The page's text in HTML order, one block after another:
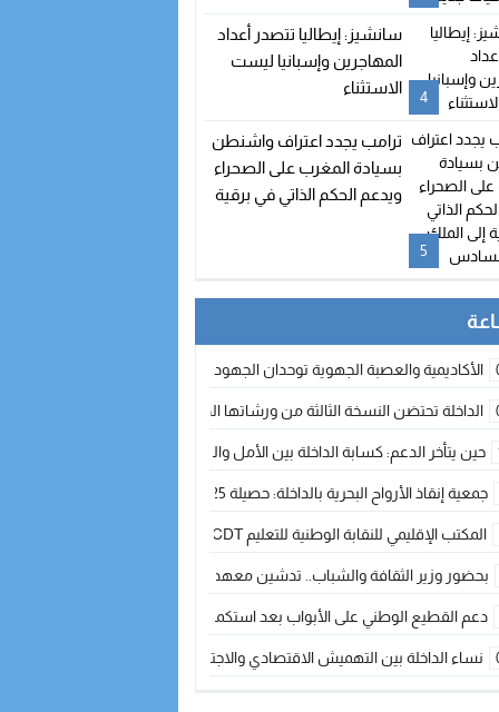
4
سانشيز: إيطاليا تتصدر أعداد
المهاجرين وإسبانيا ليست
الاستثناء
5
ترامب يجدد اعتراف واشنطن
بسيادة المغرب على الصحراء
ويدعم الحكم الذاتي في برقية
الأكاديمية والعصبة الجهوية توحدان الجهود لتطوير الممارسة الكروية بجهة
الداخلة تحتضن النسخة الثالثة من ورشاتها الدولية: تكوين متخصص في التراث
حين يتأخر الدعم: كسابة الداخلة بين الأمل والقلق ؟
جمعية إنقاذ الأرواح البحرية بالداخلة: حصيلة 2025 بين مهام الإنقاذ ومشروع “دار البحار”
المكتب الإقليمي للنقابة الوطنية للتعليم CDT يجتمع مع المدير الإقليمي لمناقشة ملفات جوهرية لنساء ورجال التعليم
بحضور وزير الثقافة والشباب.. تدشين معهد الموسيقى والفنون الكوريغرافية بالداخلة
دعم القطيع الوطني على الأبواب بعد استكمال الترقيم… الفلاحة المغربية
نساء الداخلة بين التهميش الاقتصادي والاجتماعي… في المؤسسات الإنتاجية